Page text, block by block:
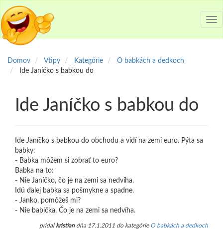
Domov Vtipy Kategórie
O babkách a dedkoch
Ide Janíčko s babkou do
Ide Janíčko s babkou do
Ide Janíčko s babkou do obchodu a vidí na zemi euro. Pýta sa
babky:
- Babka môžem si zobrať to euro?
Babka na to:
- Nie Janíčko, čo je na zemi sa nedvíha.
Idú ďalej babka sa pošmykne a spadne.
- Janko, pomôžeš mi?
- Nie babička. Čo je na zemi sa nedvíha.
pridal kristiandňa 17.1.2011 do kategórie O babkách a dedkoch